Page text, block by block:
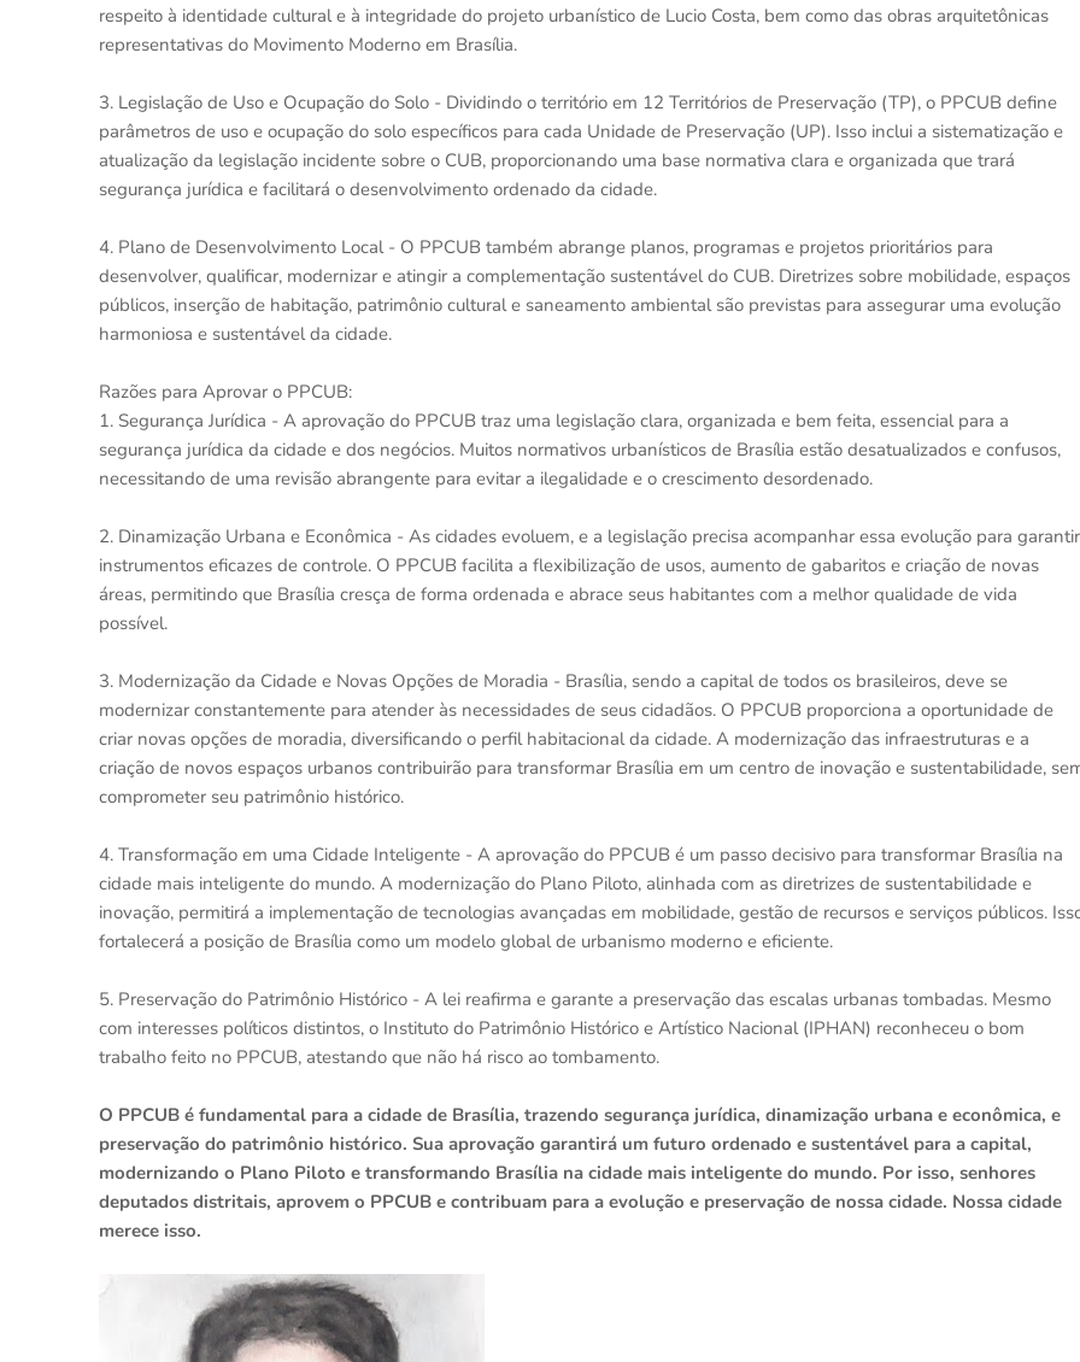
respeito à identidade cultural e à integridade do projeto urbanístico de Lucio Costa, bem como das obras arquitetônicas
representativas do Movimento Moderno em Brasília.
3. Legislação de Uso e Ocupação do Solo - Dividindo o território em 12 Territórios de Preservação (TP), o PPCUB define
parâmetros de uso e ocupação do solo específicos para cada Unidade de Preservação (UP). Isso inclui a sistematização e
atualização da legislação incidente sobre o CUB, proporcionando uma base normativa clara e organizada que trará
segurança jurídica e facilitará o desenvolvimento ordenado da cidade.
4. Plano de Desenvolvimento Local - O PPCUB também abrange planos, programas e projetos prioritários para
desenvolver, qualificar, modernizar e atingir a complementação sustentável do CUB. Diretrizes sobre mobilidade, espaços
públicos, inserção de habitação, patrimônio cultural e saneamento ambiental são previstas para assegurar uma evolução
harmoniosa e sustentável da cidade.
Razões para Aprovar o PPCUB:
1. Segurança Jurídica - A aprovação do PPCUB traz uma legislação clara, organizada e bem feita, essencial para a
segurança jurídica da cidade e dos negócios. Muitos normativos urbanísticos de Brasília estão desatualizados e confusos,
necessitando de uma revisão abrangente para evitar a ilegalidade e o crescimento desordenado.
2. Dinamização Urbana e Econômica - As cidades evoluem, e a legislação precisa acompanhar essa evolução para garantir
instrumentos eficazes de controle. O PPCUB facilita a flexibilização de usos, aumento de gabaritos e criação de novas
áreas, permitindo que Brasília cresça de forma ordenada e abrace seus habitantes com a melhor qualidade de vida
possível.
3. Modernização da Cidade e Novas Opções de Moradia - Brasília, sendo a capital de todos os brasileiros, deve se
modernizar constantemente para atender às necessidades de seus cidadãos. O PPCUB proporciona a oportunidade de
criar novas opções de moradia, diversificando o perfil habitacional da cidade. A modernização das infraestruturas e a
criação de novos espaços urbanos contribuirão para transformar Brasília em um centro de inovação e sustentabilidade,
comprometer seu patrimônio histórico.
4. Transformação em uma Cidade Inteligente - A aprovação do PPCUB é um passo decisivo para transformar Brasília na
cidade mais inteligente do mundo. A modernização do Plano Piloto, alinhada com as diretrizes de sustentabilidade e
inovação, permitirá a implementação de tecnologias avançadas em mobilidade, gestão de recursos e serviços públicos.
fortalecerá a posição de Brasília como um modelo global de urbanismo moderno e eficiente.
5. Preservação do Patrimônio Histórico - A lei reafirma e garante a preservação das escalas urbanas tombadas. Mesmo
com interesses políticos distintos, o Instituto do Patrimônio Histórico e Artístico Nacional (IPHAN) reconheceu o bom
trabalho feito no PPCUB, atestando que não há risco ao tombamento.
O PPCUB é fundamental para a cidade de Brasília, trazendo segurança jurídica, dinamização urbana e econômica, e
preservação do patrimônio histórico. Sua aprovação garantirá um futuro ordenado e sustentável para a capital,
modernizando o Plano Piloto e transformando Brasília na cidade mais inteligente do mundo. Por isso, senhores
deputados distritais, aprovem o PPCUB e contribuam para a evolução e preservação de nossa cidade. Nossa cidade
merece isso.